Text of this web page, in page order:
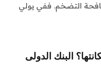
التضخم. ففي يولي
البنك الدولى